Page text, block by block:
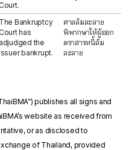
Court.
The Bankruptcy
Court has
adjudged the
bankrupt.
ศาลล้มละลาย
พิพากษาให้ผู้ออก
ตราสารหนี้ล้ม
ละลาย
publishes all signs and
website as received from
or as disclosed to
of Thailand, provided